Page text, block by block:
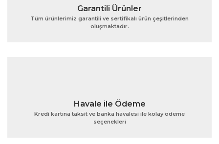
Garantili Ürünler
Tüm ürünlerimiz garantili ve sertifikalı ürün çeşitlerinden
oluşmaktadır.
Havale ile Ödeme
Kredi kartına taksit ve banka havalesi ile kolay ödeme
seçenekleri